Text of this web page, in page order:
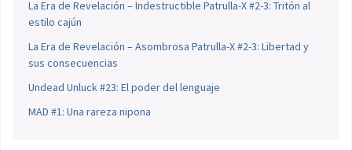
La Era de Revelación – Indestructible Patrulla-X #2-3: Tritón al
estilo cajún
La Era de Revelación – Asombrosa Patrulla-X #2-3: Libertad y
sus consecuencias
Undead Unluck #23: El poder del lenguaje
MAD #1: Una rareza nipona